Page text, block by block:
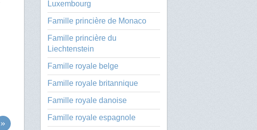
»
Luxembourg
Famille princière de Monaco
Famille princière du
Liechtenstein
Famille royale belge
Famille royale britannique
Famille royale danoise
Famille royale espagnole